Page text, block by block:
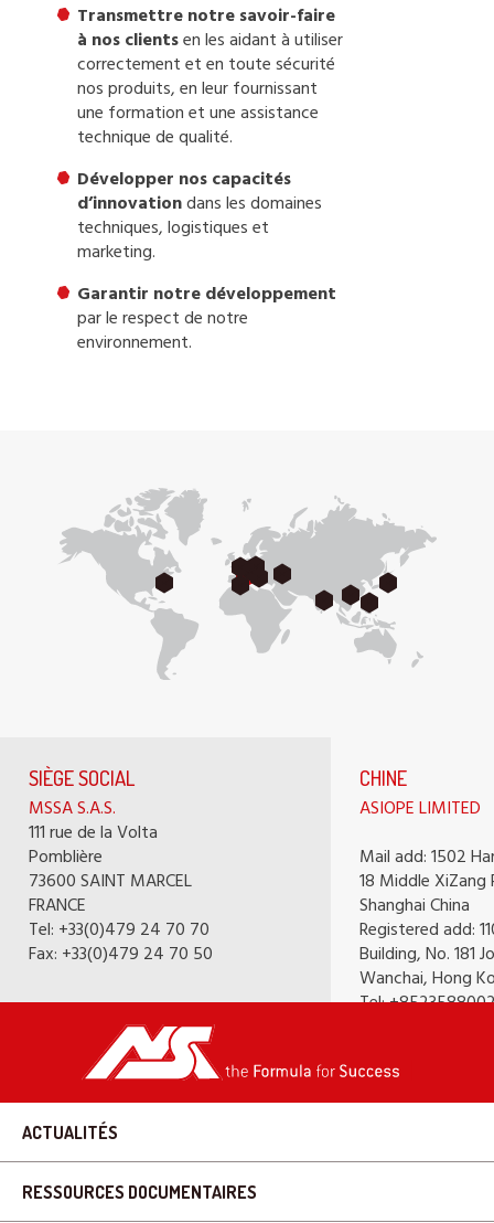
Transmettre notre savoir-faire
à nos clientsen les aidant à utiliser
correctement et en toute sécurité
nos produits, en leur fournissant
une formation et une assistance
technique de qualité.
Développer nos capacités
d’innovationdans les domaines
techniques, logistiques et
marketing.
Garantir notre développement
par le respect de notre
environnement.
SIÈGE SOCIAL
MSSA S.A.S.
111 rue de la Volta
Pomblière
73600 SAINT MARCEL
FRANCE
Tel: +33(0)479 24 70 70
Fax: +33(0)479 24 70 50
CHINE
ASIOPE LIMITED
Mail add: 1502
18 Middle XiZang
Shanghai China
Registered add:
Building, No. 181
Wanchai, Hong
Tel:
china.com
ACTUALITÉS
RESSOURCES DOCUMENTAIRES